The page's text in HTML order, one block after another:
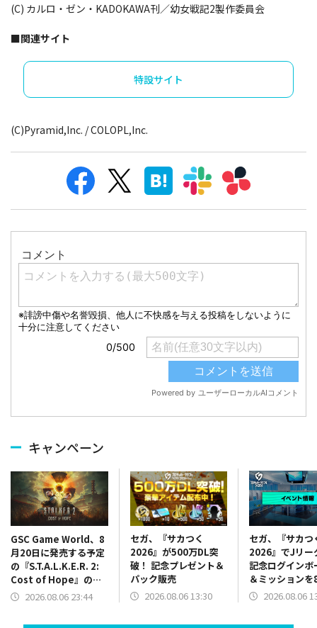
(C) カルロ・ゼン・KADOKAWA刊／幼女戦記2製作委員会
■関連サイト
特設サイト
(C)Pyramid,Inc. / COLOPL,Inc.
キャンペーン
GSC Game World、8
月20日に発売する予定
の『S.T.A.L.K.E.R. 2:
Cost of Hope』のロ
ケーションを紹介する
2026.08.06 23:44
セガ、『サカつく
2026』が500万DL突
破！ 記念プレゼント＆
パック販売
2026.08.06 13:30
セガ、『サカつ
2026』でJリー
記念ログインボ
＆ミッション
13時より開催
2026.08.06